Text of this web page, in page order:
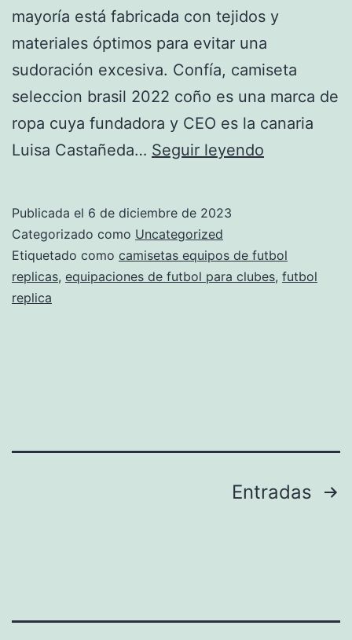
mayoría está fabricada con tejidos y
materiales óptimos para evitar una
sudoración excesiva. Confía, camiseta
seleccion brasil 2022 coño es una marca de
ropa cuya fundadora y CEO es la canaria
Luisa Castañeda… Seguir leyendo
Publicada el 6 de diciembre de 2023
Categorizado como Uncategorized
Etiquetado como camisetas equipos de futbol
replicas, equipaciones de futbol para clubes, futbol
replica
Entradas